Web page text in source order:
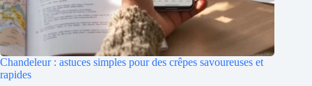
Chandeleur : astuces simples pour des crêpes savoureuses et
rapides